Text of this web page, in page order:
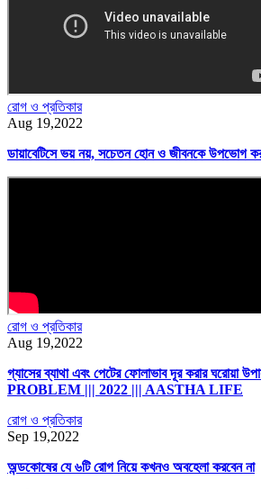
রোগ ও প্রতিকার
Aug 19,2022
ডায়াবেটিসে ভয় নয়, সচেতন হোন ও জীবনকে উপভোগ
রোগ ও প্রতিকার
Aug 19,2022
গ্যাসের ব্যাথা এবং পেটের ফোলাভাব দূর করার
PROBLEM ||| 2022 ||| AASTHA LIFE
রোগ ও প্রতিকার
Sep 19,2022
অন্ডকোষের যে ৬টি রোগ নিয়ে কখনও অবহেলা করবেন না